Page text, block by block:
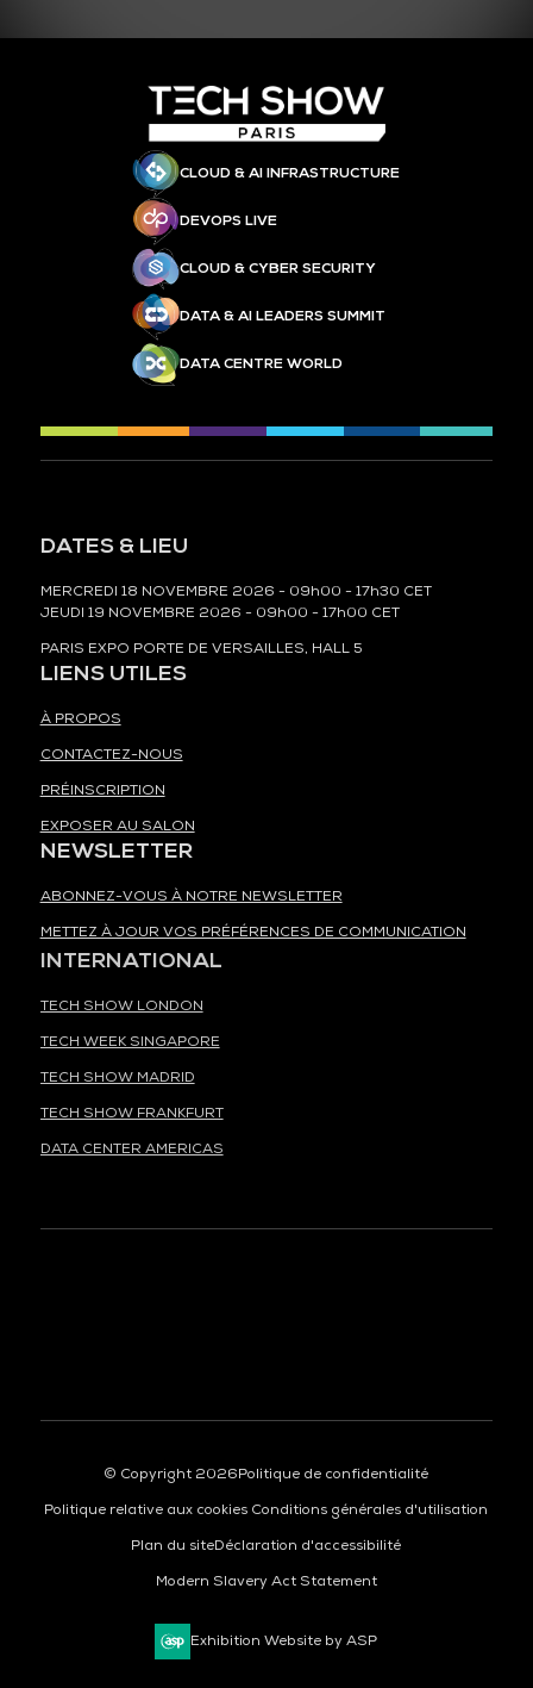
CLOUD & AI INFRASTRUCTURE
DEVOPS LIVE
CLOUD & CYBER SECURITY
DATA & AI LEADERS SUMMIT
DATA CENTRE WORLD
DATES & LIEU
MERCREDI 18 NOVEMBRE 2026 - 09h00 - 17h30 CET
JEUDI 19 NOVEMBRE 2026 - 09h00 - 17h00 CET
PARIS EXPO PORTE DE VERSAILLES, HALL 5
LIENS UTILES
À PROPOS
CONTACTEZ-NOUS
PRÉINSCRIPTION
EXPOSER AU SALON
NEWSLETTER
ABONNEZ-VOUS À NOTRE NEWSLETTER
METTEZ À JOUR VOS PRÉFÉRENCES DE COMMUNICATION
INTERNATIONAL
TECH SHOW LONDON
TECH WEEK SINGAPORE
TECH SHOW MADRID
TECH SHOW FRANKFURT
DATA CENTER AMERICAS
© Copyright 2026Politique de confidentialité
Politique relative aux cookies Conditions générales d'utilisation
Plan du siteDéclaration d'accessibilité
Modern Slavery Act Statement
Exhibition Website by ASP